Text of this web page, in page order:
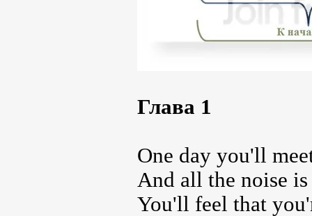
Глава 1
One day you'll
And all the noise
You'll feel that